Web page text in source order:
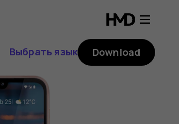
Выбрать язык Download